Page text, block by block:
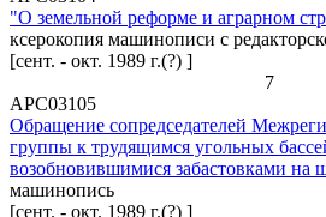
"О земельной реформе и аграрном
ксерокопия машинописи с
[сент. - окт. 1989 г.(?) ]
7
АРС03105
Обращение сопредседателей
группы к трудящимся угольных
возобновившимися забастовками на
машинопись
[сент. - окт. 1989 г.(?) ]